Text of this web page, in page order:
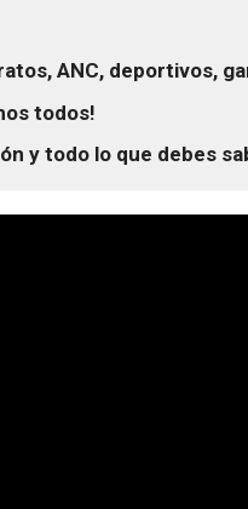
ANC, deportivos,
todos!
y todo lo que debes